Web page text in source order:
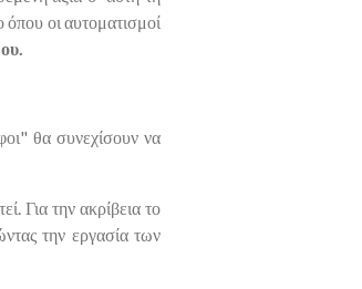
οι αυτοματισμοί
θα συνεχίσουν να
Για την ακρίβεια το
την εργασία των